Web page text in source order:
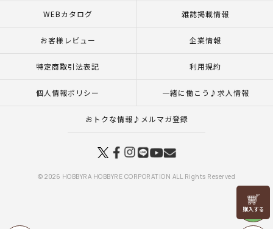
リリヤン
フェア
WEBカタログ 雑誌掲載情報
お客様レビュー 企業情報
特定商取引法表記 利用規約
個人情報ポリシー 一緒に働こう♪求人情報
おトクな情報♪メルマガ登録
© 2026 HOBBYRA HOBBYRE CORPORATION ALL Rights Reserved